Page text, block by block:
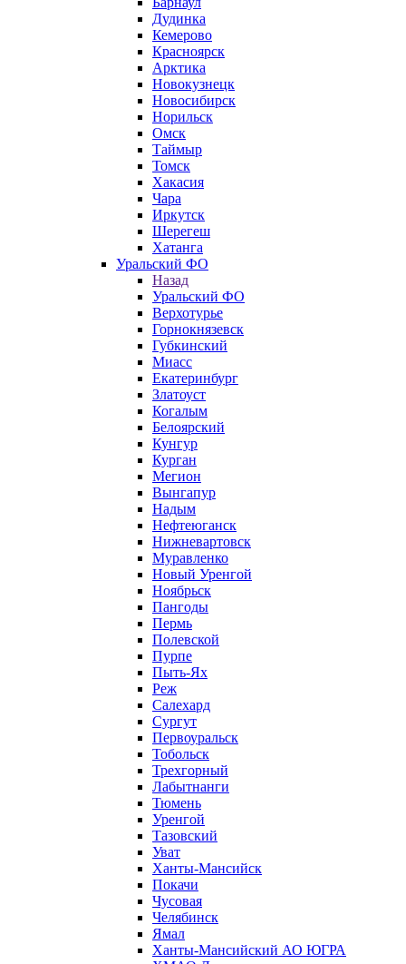
Дудинка
Кемерово
Красноярск
Арктика
Новокузнецк
Новосибирск
Норильск
Омск
Таймыр
Томск
Хакасия
Чара
Иркутск
Шерегеш
Хатанга
Уральский ФО
Назад
Уральский ФО
Верхотурье
Горнокнязевск
Губкинский
Миасс
Екатеринбург
Златоуст
Когалым
Белоярский
Кунгур
Курган
Мегион
Вынгапур
Надым
Нефтеюганск
Нижневартовск
Муравленко
Новый Уренгой
Ноябрьск
Пангоды
Пермь
Полевской
Пурпе
Пыть-Ях
Реж
Салехард
Сургут
Первоуральск
Тобольск
Трехгорный
Лабытнанги
Тюмень
Уренгой
Тазовский
Уват
Ханты-Мансийск
Покачи
Чусовая
Челябинск
Ямал
Ханты-Мансийский АО ЮГРА